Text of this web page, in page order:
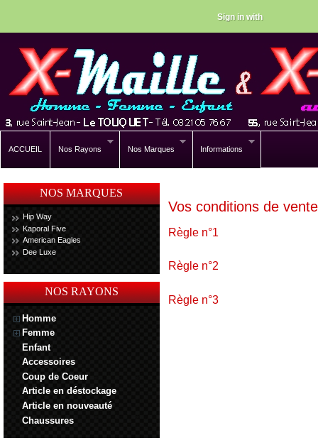
Sign in with
ACCUEIL Nos Rayons Nos Marques Informations
NOS MARQUES
Hip Way
Kaporal Five
American Eagles
Dee Luxe
NOS RAYONS
Homme
Femme
Enfant
Accessoires
Coup de Coeur
Article en déstockage
Article en nouveauté
Chaussures
Vos conditions de
Règle n°1
Règle n°2
Règle n°3